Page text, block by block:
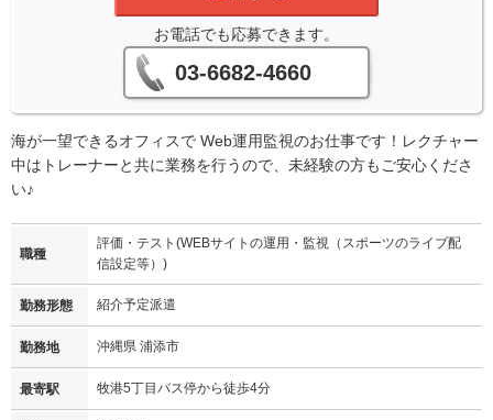
お電話でも応募できます。
03-6682-4660
海が一望できるオフィスで Web運用監視のお仕事です！レクチャー
中はトレーナーと共に業務を行うので、未経験の方もご安心くださ
い♪
職種
評価・テスト(WEBサイトの運用・監視（スポーツのライブ配
信設定等）)
勤務形態 紹介予定派遣
勤務地 沖縄県 浦添市
最寄駅 牧港5丁目バス停から徒歩4分